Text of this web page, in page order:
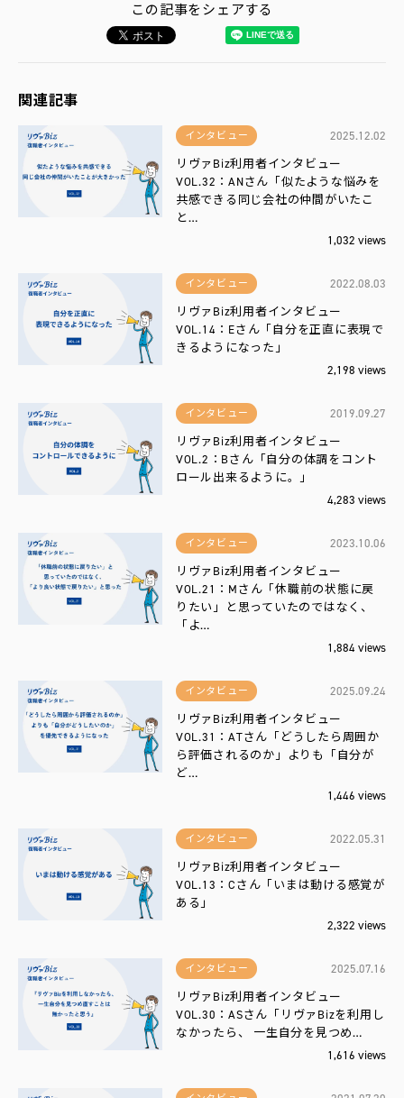
この記事をシェアする
関連記事
インタビュー
2025.12.02
リヴァBiz利用者インタビュー
VOL.32：ANさん「似たような悩みを
共感できる同じ会社の仲間がいたこ
と…
1,032 views
インタビュー
2022.08.03
リヴァBiz利用者インタビュー
VOL.14：Eさん「自分を正直に表現で
きるようになった」
2,198 views
インタビュー
2019.09.27
リヴァBiz利用者インタビュー
VOL.2：Bさん「自分の体調をコント
ロール出来るように。」
4,283 views
インタビュー
2023.10.06
リヴァBiz利用者インタビュー
VOL.21：Mさん「休職前の状態に戻
りたい」と思っていたのではなく、
「よ…
1,884 views
インタビュー
2025.09.24
リヴァBiz利用者インタビュー
VOL.31：ATさん「どうしたら周囲か
ら評価されるのか」よりも「自分が
ど…
1,446 views
インタビュー
2022.05.31
リヴァBiz利用者インタビュー
VOL.13：Cさん「いまは動ける感覚が
ある」
2,322 views
インタビュー
2025.07.16
リヴァBiz利用者インタビュー
VOL.30：ASさん「リヴァBizを利用し
なかったら、 一生自分を見つめ…
1,616 views